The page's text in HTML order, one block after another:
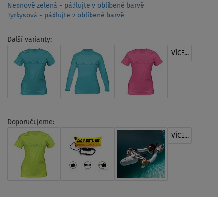
Neonově zelená - pádlujte v oblíbené barvě
Tyrkysová - pádlujte v oblíbené barvě
Další varianty:
VÍCE...
Doporučujeme:
VÍCE...